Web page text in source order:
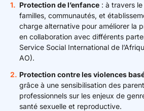
Protection de l’enfance : à travers
familles, communautés, et
charge alternative pour améliorer la
en collaboration avec différents
Service Social International de
AO).
Protection contre les violences
grâce à une sensibilisation des
professionnels sur les enjeux de
santé sexuelle et reproductive.